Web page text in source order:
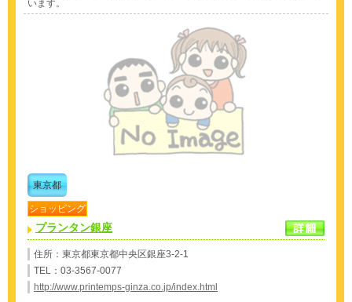
います。
東京都
ショッピング
プランタン銀座
住所：東京都東京都中央区銀座3-2-1
TEL：03-3567-0077
http://www.printemps-ginza.co.jp/index.html